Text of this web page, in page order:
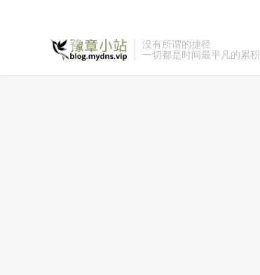
没有所谓的捷径
一切都是时间最平凡的累积